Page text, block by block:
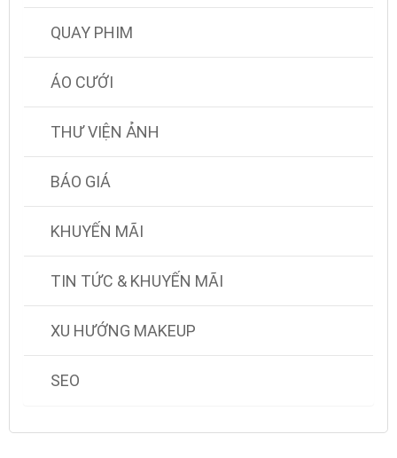
QUAY PHIM
ÁO CƯỚI
THƯ VIỆN ẢNH
BÁO GIÁ
KHUYẾN MÃI
TIN TỨC & KHUYẾN MÃI
XU HƯỚNG MAKEUP
SEO